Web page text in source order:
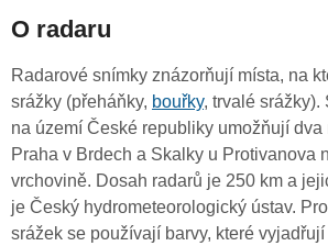
O radaru
Radarové snímky znázorňují místa, na
srážky (přeháňky, bouřky, trvalé
na území České republiky umožňují dva
Praha v Brdech a Skalky u Protivanova
vrchovině. Dosah radarů je 250 km a
je Český hydrometeorologický ústav.
srážek se používají barvy, které